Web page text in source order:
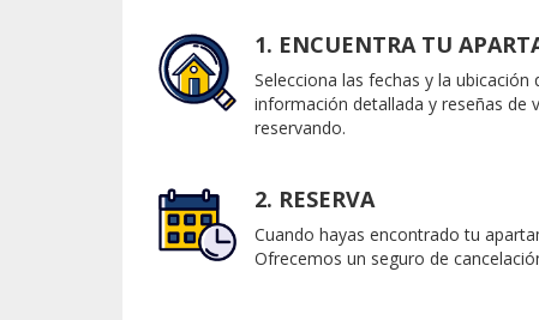
1. ENCUENTRA TU
Selecciona las fechas y la
información detallada y reseñas de
reservando.
2. RESERVA
Cuando hayas encontrado tu
Ofrecemos un seguro de